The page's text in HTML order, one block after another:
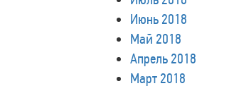
Июнь 2018
Май 2018
Апрель 2018
Март 2018